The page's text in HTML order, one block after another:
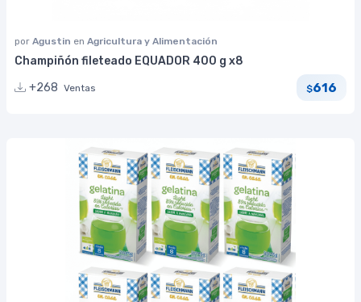
por Agustin en Agricultura y Alimentación
Champiñón fileteado EQUADOR 400 g x8
+268 Ventas $616